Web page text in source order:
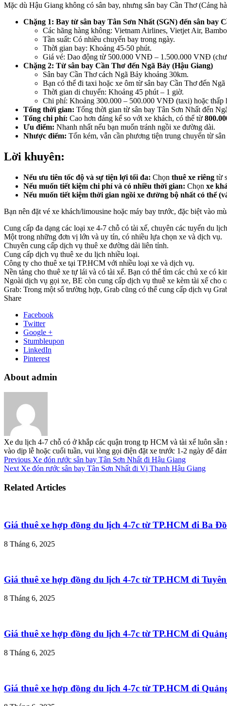
Mặc dù Hậu Giang không có sân bay, nhưng sân bay Cần Thơ (Cảng
Chặng 1: Bay từ sân bay Tân Sơn Nhất (SGN) đến sân bay
Các hãng hàng không: Vietnam Airlines, Vietjet Air,
Tần suất: Có nhiều chuyến bay trong ngày.
Thời gian bay: Khoảng 45-50 phút.
Giá vé: Dao động từ 500.000 VNĐ – 1.500.000 VNĐ
Chặng 2: Từ sân bay Cần Thơ đến Ngã Bảy (Hậu Giang)
Sân bay Cần Thơ cách Ngã Bảy khoảng 30km.
Bạn có thể đi taxi hoặc xe ôm từ sân bay Cần Thơ đến Ngã
Thời gian di chuyển: Khoảng 45 phút – 1 giờ.
Chi phí: Khoảng 300.000 – 500.000 VNĐ (taxi) hoặc thấp
Tổng thời gian: Tổng thời gian từ sân bay Tân Sơn Nhất đến
Tổng chi phí: Cao hơn đáng kể so với xe khách, có thể từ
Ưu điểm: Nhanh nhất nếu bạn muốn tránh ngồi xe đường dài.
Nhược điểm: Tốn kém, vẫn cần phương tiện trung chuyển từ
Lời khuyên:
Nếu ưu tiên tốc độ và sự tiện lợi tối đa: Chọn thuê xe riêng từ
Nếu muốn tiết kiệm chi phí và có nhiều thời gian: Chọn xe
Nếu muốn tiết kiệm thời gian ngồi xe đường bộ nhất có thể
Bạn nên đặt vé xe khách/limousine hoặc máy bay trước, đặc biệt vào
Cung cấp đa dạng các loại xe 4-7 chỗ có tài xế, chuyên các tuyến du
Một trong những đơn vị lớn và uy tín, có nhiều lựa chọn xe và dịch vụ.
Chuyên cung cấp dịch vụ thuê xe đường dài liên tỉnh.
Cung cấp dịch vụ thuê xe du lịch nhiều loại.
Công ty cho thuê xe tại TP.HCM với nhiều loại xe và dịch vụ.
Nền tảng cho thuê xe tự lái và có tài xế. Bạn có thể tìm các chủ xe có
Ngoài dịch vụ gọi xe, BE còn cung cấp dịch vụ thuê xe kèm tài xế cho
Grab: Trong một số trường hợp, Grab cũng có thể cung cấp dịch vụ
Share
Facebook
Twitter
Google +
Stumbleupon
LinkedIn
Pinterest
About admin
Xe du lịch 4-7 chỗ có ở khắp các quận trong tp HCM và tài xế luôn
vào dịp lễ hoặc cuối tuần, vui lòng gọi điện đặt xe trước 1-2 ngày để
Previous Xe đón rước sân bay Tân Sơn Nhất đi Hậu Giang
Next Xe đón rước sân bay Tân Sơn Nhất đi Vị Thanh Hậu Giang
Related Articles
Giá thuê xe hợp đồng du lịch 4-7c từ TP.HCM đi Ba
8 Tháng 6, 2025
Giá thuê xe hợp đồng du lịch 4-7c từ TP.HCM đi
8 Tháng 6, 2025
Giá thuê xe hợp đồng du lịch 4-7c từ TP.HCM đi
8 Tháng 6, 2025
Giá thuê xe hợp đồng du lịch 4-7c từ TP.HCM đi